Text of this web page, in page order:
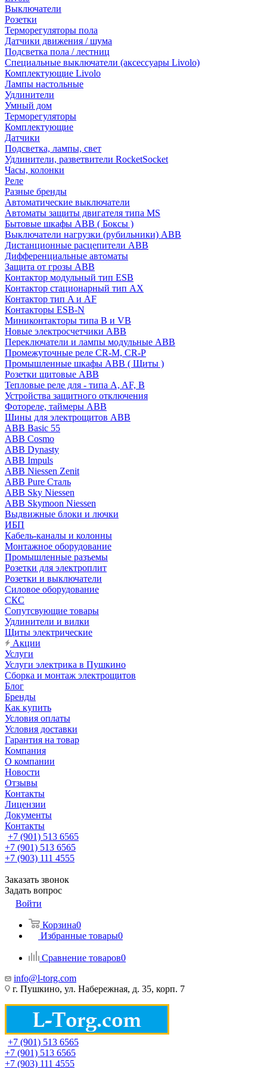
Выключатели
Розетки
Терморегуляторы пола
Датчики движения / шума
Подсветка пола / лестниц
Специальные выключатели (аксессуары Livolo)
Комплектующие Livolo
Лампы настольные
Удлинители
Умный дом
Терморегуляторы
Комплектующие
Датчики
Подсветка, лампы, свет
Удлинители, разветвители RocketSocket
Часы, колонки
Реле
Разные бренды
Автоматические выключатели
Автоматы защиты двигателя типа MS
Бытовые шкафы ABB ( Боксы )
Выключатели нагрузки (рубильники) ABB
Дистанционные расцепители ABB
Дифференциальные автоматы
Защита от грозы ABB
Контактор модульный тип ESB
Контактор стационарный тип AX
Контактор тип A и AF
Контакторы ESB-N
Миниконтакторы типа B и VB
Новые электросчетчики ABB
Переключатели и лампы модульные ABB
Промежуточные реле CR-M, CR-P
Промышленные шкафы ABB ( Щиты )
Розетки щитовые ABB
Тепловые реле для - типа A, AF, B
Устройства защитного отключения
Фотореле, таймеры ABB
Шины для электрощитов АВВ
ABB Basic 55
ABB Cosmo
ABB Dynasty
ABB Impuls
ABB Niessen Zenit
ABB Pure Сталь
ABB Sky Niessen
ABB Skymoon Niessen
Выдвижные блоки и лючки
ИБП
Кабель-каналы и колонны
Монтажное оборудование
Промышленные разъемы
Розетки для электроплит
Розетки и выключатели
Силовое оборудование
СКС
Сопутсвующие товары
Удлинители и вилки
Щиты электрические
Акции
Услуги
Услуги электрика в Пушкино
Сборка и монтаж электрощитов
Блог
Бренды
Как купить
Условия оплаты
Условия доставки
Гарантия на товар
Компания
О компании
Новости
Отзывы
Контакты
Лицензии
Документы
Контакты
+7 (901) 513 6565
+7 (901) 513 6565
+7 (903) 111 4555
Заказать звонок
Задать вопрос
Войти
Корзина0
Избранные товары0
Сравнение товаров0
info@l-torg.com
г. Пушкино, ул. Набережная, д. 35, корп. 7
+7 (901) 513 6565
+7 (901) 513 6565
+7 (903) 111 4555